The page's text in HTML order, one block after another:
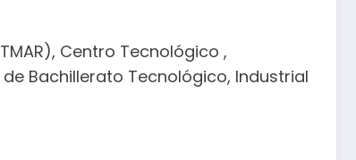
Centro Tecnológico ,
Bachillerato Tecnológico, Industrial